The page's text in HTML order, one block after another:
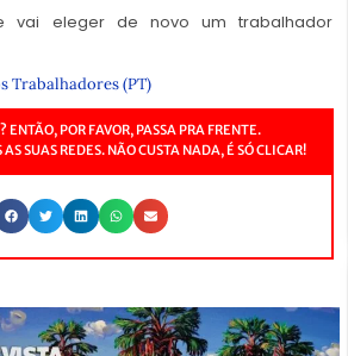
vai eleger de novo um trabalhador
Trabalhadores (PT)
ENTÃO, POR FAVOR, PASSA PRA FRENTE.
SUAS REDES. NÃO CUSTA NADA, É SÓ CLICAR!